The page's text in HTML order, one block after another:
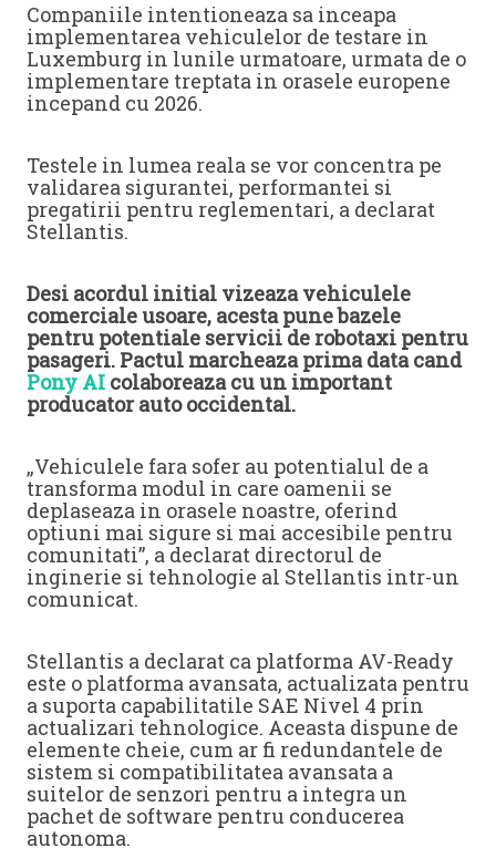
Companiile intentioneaza sa inceapa
implementarea vehiculelor de testare in
Luxemburg in lunile urmatoare, urmata de o
implementare treptata in orasele europene
incepand cu 2026.
Testele in lumea reala se vor concentra pe
validarea sigurantei, performantei si
pregatirii pentru reglementari, a declarat
Stellantis.
Desi acordul initial vizeaza vehiculele
comerciale usoare, acesta pune bazele
pentru potentiale servicii de robotaxi pentru
pasageri. Pactul marcheaza prima data cand
Pony AI colaboreaza cu un important
producator auto occidental.
„Vehiculele fara sofer au potentialul de a
transforma modul in care oamenii se
deplaseaza in orasele noastre, oferind
optiuni mai sigure si mai accesibile pentru
comunitati”, a declarat directorul de
inginerie si tehnologie al Stellantis intr-un
comunicat.
Stellantis a declarat ca platforma AV-Ready
este o platforma avansata, actualizata pentru
a suporta capabilitatile SAE Nivel 4 prin
actualizari tehnologice. Aceasta dispune de
elemente cheie, cum ar fi redundantele de
sistem si compatibilitatea avansata a
suitelor de senzori pentru a integra un
pachet de software pentru conducerea
autonoma.